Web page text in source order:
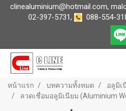
clinealuminium@hotmail.com,
02-397-5731, 088-554-
หน้าแรก บทความทั้งหมด
อลูมิเ
ลวดเชื่อมอลูมิเนียม (Aluminium